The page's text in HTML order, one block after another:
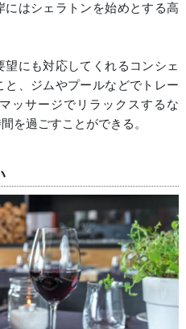
はシェラトンを始めとする高
にも対応してくれるコンシェ
、ジムやプールなどでトレー
ッサージでリラックスするな
を過ごすことができる。